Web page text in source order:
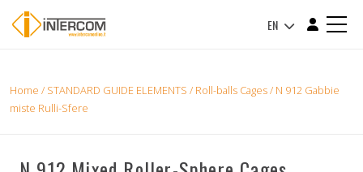
EN
Home / STANDARD GUIDE ELEMENTS / Roll-balls Cages/ N 912 Gabbie
miste Rulli-Sfere